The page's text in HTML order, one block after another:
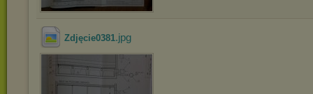
Zdjęcie0381.jpg